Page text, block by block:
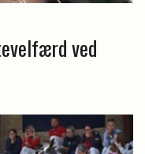
ved